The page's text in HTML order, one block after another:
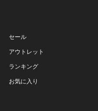
セール
アウトレット
ランキング
お気に入り